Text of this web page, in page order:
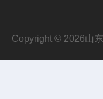
Copyright © 2026山